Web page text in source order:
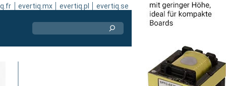
evertiq.mx evertiq.pl evertiq.se